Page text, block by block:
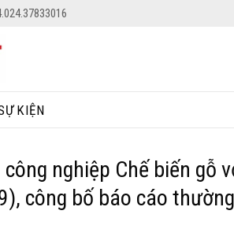
KIỆN
nghiệp Chế biến gỗ
công bố báo cáo